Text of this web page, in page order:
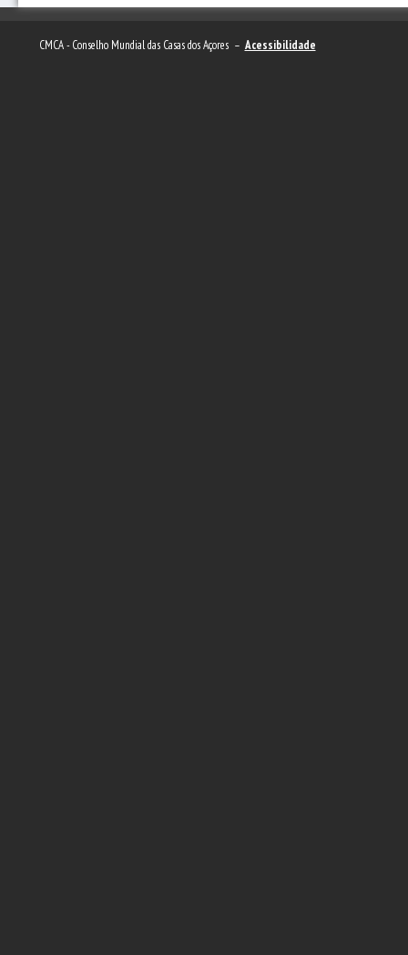
CMCA - Conselho Mundial das Casas dos Açores – Acessibilidade